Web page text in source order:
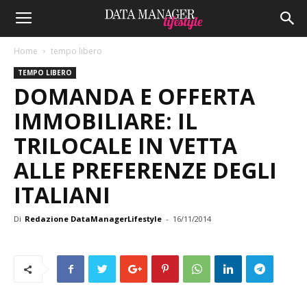
Home tempo libero
TEMPO LIBERO
DOMANDA E OFFERTA
IMMOBILIARE: IL
TRILOCALE IN VETTA
ALLE PREFERENZE DEGLI
ITALIANI
Di Redazione DataManagerLifestyle - 16/11/2014